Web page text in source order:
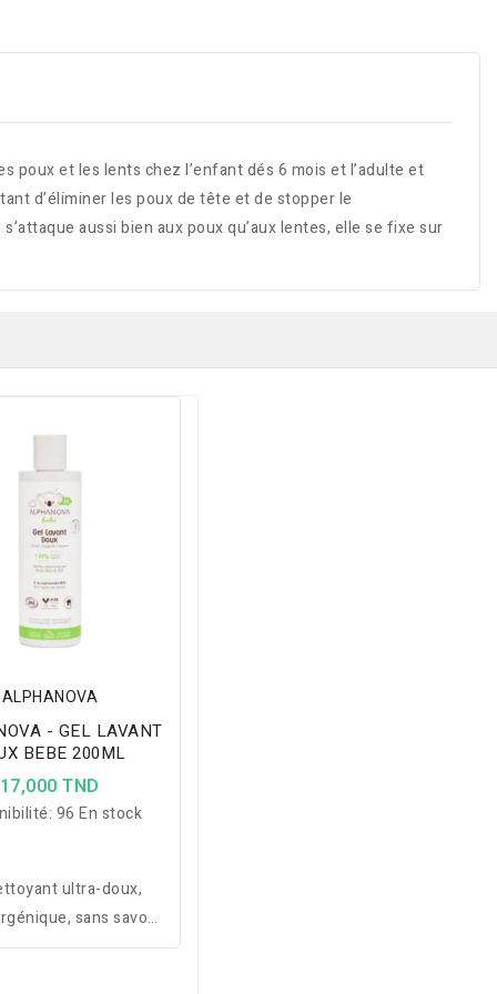
poux et les lents chez l’enfant dés 6 mois et l’adulte et
d’éliminer les poux de tête et de stopper le
aussi bien aux poux qu’aux lentes, elle se fixe sur
ALPHANOVA
- GEL LAVANT
BEBE 200ML
17,000 TND
96 En stock
ultra-doux,
sans savon,
peaux délicates des